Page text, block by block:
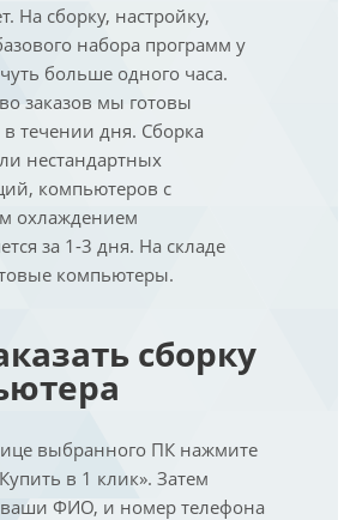
На сборку, настройку,
набора программ у
больше одного часа.
заказов мы готовы
течении дня. Сборка
нестандартных
компьютеров с
охлаждением
за 1-3 дня. На складе
компьютеры.
сборку
выбранного ПК нажмите
в 1 клик». Затем
ФИО, и номер телефона